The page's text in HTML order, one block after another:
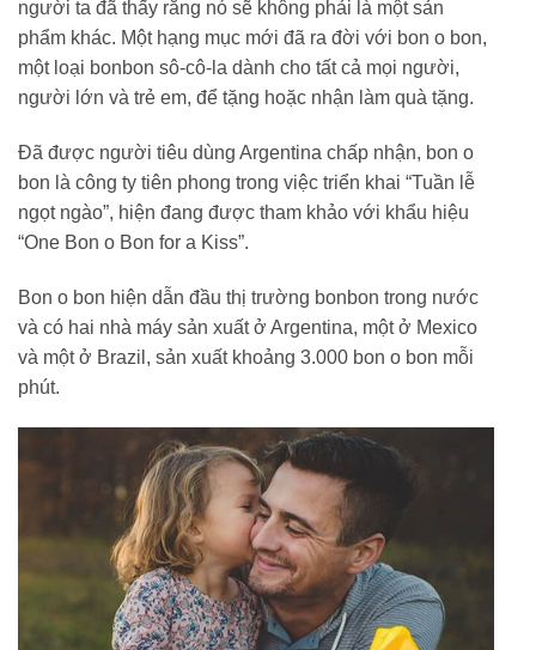
người ta đã thấy rằng nó sẽ không phải là một sản
phẩm khác. Một hạng mục mới đã ra đời với bon o bon,
một loại bonbon sô-cô-la dành cho tất cả mọi người,
người lớn và trẻ em, để tặng hoặc nhận làm quà tặng.
Đã được người tiêu dùng Argentina chấp nhận, bon o
bon là công ty tiên phong trong việc triển khai “Tuần lễ
ngọt ngào”, hiện đang được tham khảo với khẩu hiệu
“One Bon o Bon for a Kiss”.
Bon o bon hiện dẫn đầu thị trường bonbon trong nước
và có hai nhà máy sản xuất ở Argentina, một ở Mexico
và một ở Brazil, sản xuất khoảng 3.000 bon o bon mỗi
phút.